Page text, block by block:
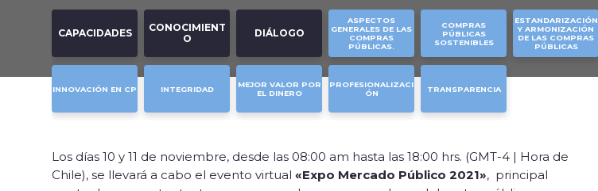
CAPACIDADES
CONOCIMIENT
O
DIÁLOGO
ASPECTOS
GENERALES DE LAS
COMPRAS
PÚBLICAS.
COMPRAS
PÚBLICAS
SOSTENIBLES
ESTANDARIZACIÓN
Y ARMONIZACIÓN
DE LAS COMPRAS
PÚBLICAS
INNOVACIÓN EN CP INTEGRIDAD
MEJOR VALOR POR
EL DINERO
PROFESIONALIZACI
ÓN
TRANSPARENCIA
Los días 10 y 11 de noviembre, desde las 08:00 am hasta las 18:00 hrs. (GMT-4 | Hora de
Chile), se llevará a cabo el evento virtual «Expo Mercado Público 2021», principal